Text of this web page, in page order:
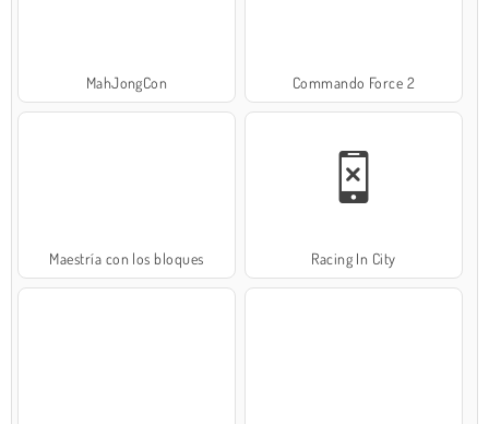
MahJongCon Commando Force 2
Maestría con los bloques Racing In City